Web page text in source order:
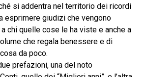
si addentra nel territorio dei ricordi
esprimere giudizi che vengono
chi quelle cose le ha viste e anche a
che regala benessere e di
da poco.
prefazioni, una del noto